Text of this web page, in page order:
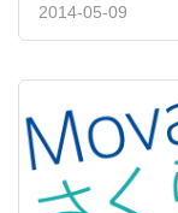
2014-05-09